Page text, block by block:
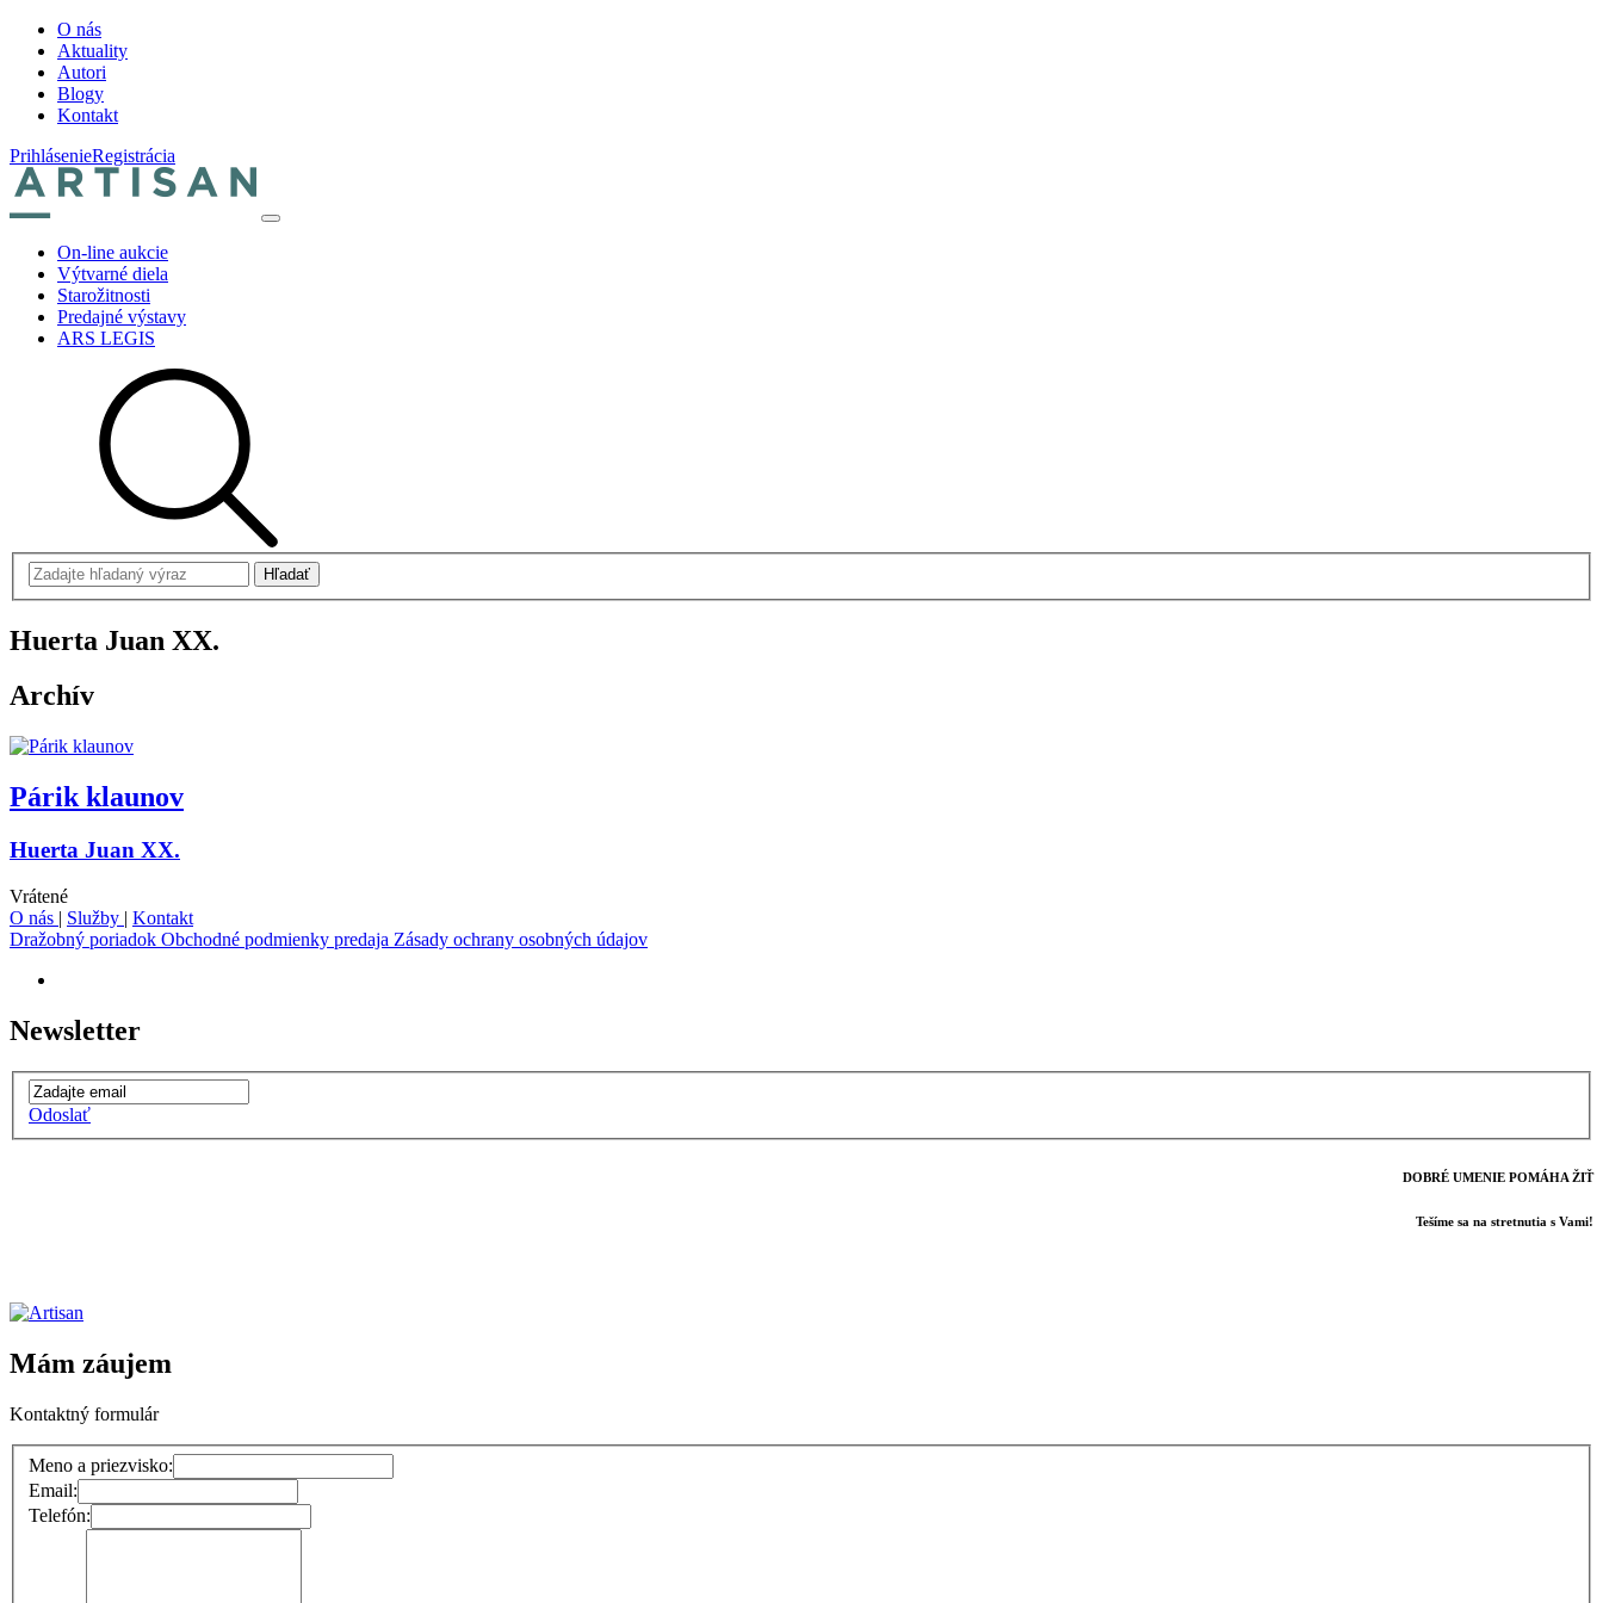
O nás
Aktuality
Autori
Blogy
Kontakt
PrihlásenieRegistrácia
On-line aukcie
Výtvarné diela
Starožitnosti
Predajné výstavy
ARS LEGIS
Huerta Juan XX.
Archív
Párik klaunov
Huerta Juan XX.
Vrátené
O nás | Služby | Kontakt
Dražobný poriadok Obchodné podmienky predaja Zásady ochrany osobných údajov
Newsletter
Odoslať
DOBRÉ UMENIE POMÁHA ŽIŤ
Tešíme sa na stretnutia s Vami!
Mám záujem
Kontaktný formulár
Meno a priezvisko:
Email:
Telefón: